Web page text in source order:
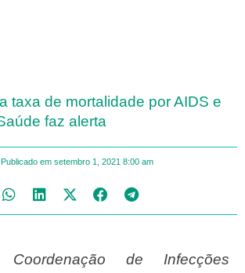
taxa de mortalidade por AIDS e
faz alerta
Publicado em setembro 1, 2021 8:00 am